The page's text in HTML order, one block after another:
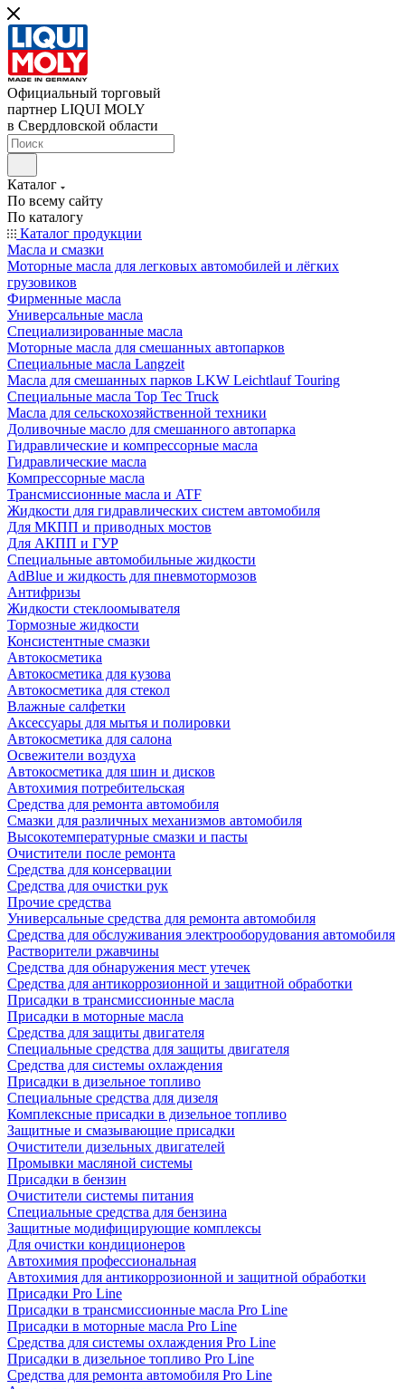
Официальный торговый
партнер LIQUI MOLY
в Свердловской области
Каталог
По всему сайту
По каталогу
Каталог продукции
Масла и смазки
Моторные масла для легковых автомобилей и лёгких
грузовиков
Фирменные масла
Универсальные масла
Специализированные масла
Моторные масла для смешанных автопарков
Специальные масла Langzeit
Масла для смешанных парков LKW Leichtlauf Touring
Специальные масла Top Tec Truck
Масла для сельскохозяйственной техники
Доливочные масло для смешанного автопарка
Гидравлические и компрессорные масла
Гидравлические масла
Компрессорные масла
Трансмиссионные масла и ATF
Жидкости для гидравлических систем автомобиля
Для МКПП и приводных мостов
Для АКПП и ГУР
Специальные автомобильные жидкости
AdBlue и жидкость для пневмотормозов
Антифризы
Жидкости стеклоомывателя
Тормозные жидкости
Консистентные смазки
Автокосметика
Автокосметика для кузова
Автокосметика для стекол
Влажные салфетки
Аксессуары для мытья и полировки
Автокосметика для салона
Освежители воздуха
Автокосметика для шин и дисков
Автохимия потребительская
Средства для ремонта автомобиля
Смазки для различных механизмов автомобиля
Высокотемпературные смазки и пасты
Очистители после ремонта
Средства для консервации
Средства для очистки рук
Прочие средства
Универсальные средства для ремонта автомобиля
Средства для обслуживания электрооборудования автомобиля
Растворители ржавчины
Средства для обнаружения мест утечек
Средства для антикоррозионной и защитной обработки
Присадки в трансмиссионные масла
Присадки в моторные масла
Средства для защиты двигателя
Специальныe средства для защиты двигателя
Средства для системы охлаждения
Присадки в дизельное топливо
Спeциальные средства для дизеля
Комплексные присадки в дизельное топливо
Защитные и смазывающие присадки
Очистители дизельных двигателей
Промывки масляной системы
Присадки в бензин
Очистители системы питания
Специальные срeдства для бензина
Защитные модифицирующие комплексы
Для очистки кондиционеров
Автохимия профессиональная
Автохимия для антикоррозионной и защитной обработки
Присадки Pro Line
Присадки в трансмиссионные масла Pro Line
Присадки в моторные масла Pro Line
Средства для системы охлаждения Pro Line
Присадки в дизельное топливо Pro Line
Средства для ремонта автомобиля Pro Line